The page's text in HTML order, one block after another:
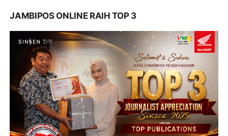
JAMBIPOS ONLINE RAIH TOP 3